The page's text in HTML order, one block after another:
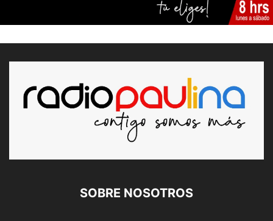
SOBRE NOSOTROS